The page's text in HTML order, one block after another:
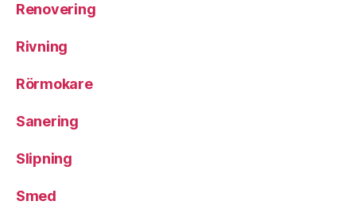
Renovering
Rivning
Rörmokare
Sanering
Slipning
Smed